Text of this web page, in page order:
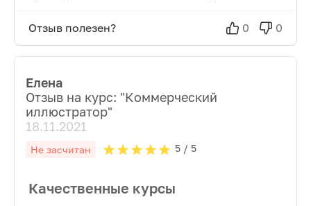
Отзыв полезен? 0 0
Елена
Отзыв на курс: "Коммерческий
иллюстратор"
18.11.2021
Не засчитан 5/ 5
Качественные курсы